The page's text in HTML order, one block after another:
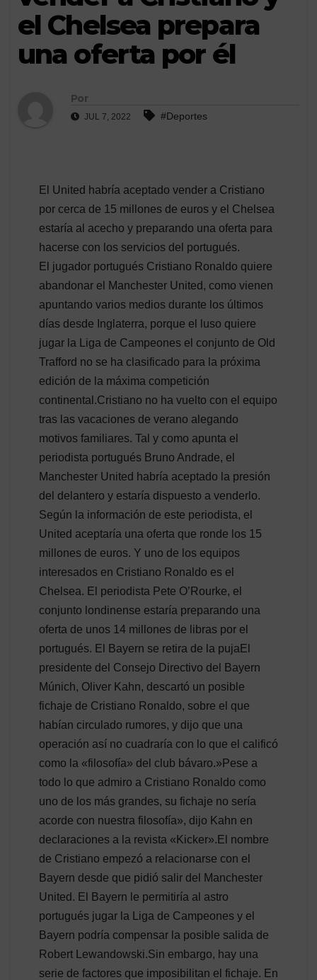
el Chelsea prepara
una oferta por él
Por
JUL 7, 2022 #Deportes
El United habría aceptado vender a Cristiano
por cerca de 15 millones de euros y el Chelsea
estaría al acecho y preparando una oferta para
hacerse con los servicios del portugués.
El jugador portugués Cristiano Ronaldo quiere
abandonar el Manchester United, como vienen
apuntando varios medios durante los últimos
días desde Inglaterra, porque el luso quiere
jugar la Liga de Campeones el conjunto de Old
Trafford no se ha clasificado para la próxima
edición de la máxima competición
continental.Cristiano no ha vuelto con el equipo
tras las vacaciones de verano alegando
motivos familiares. Tal y como apunta el
periodista portugués Bruno Andrade, el
Manchester United habría aceptado la presión
del delantero y estaría dispuesto a venderlo.
Según la información de este periodista, el
United aceptaría una oferta que ronde los 15
millones de euros. Y uno de los equipos
interesados en Cristiano Ronaldo es el
Chelsea. El periodista Pete O’Rourke, el
conjunto londinense estaría preparando una
oferta de unos 14 millones de libras por el
portugués. El Bayern se retira de la pujaEl
presidente del Consejo Directivo del Bayern
Múnich, Oliver Kahn, descartó un posible
fichaje de Cristiano Ronaldo, sobre el que
habían circulado rumores, y dijo que una
operación así no cuadraría con lo que el calificó
como la «filosofía» del club bávaro.»Pese a
todo lo que admiro a Cristiano Ronaldo como
uno de los más grandes, su fichaje no sería
acorde con nuestra filosofía», dijo Kahn en
declaraciones a la revista «Kicker».El nombre
de Cristiano empezó a relacionarse con el
Bayern desde que pidió salir del Manchester
United. El Bayern le permitiría al astro
portugués jugar la Liga de Campeones y el
Bayern podría compensar la posible salida de
Robert Lewandowski.Sin embargo, hay una
serie de factores que imposibilitan el fichaje. En